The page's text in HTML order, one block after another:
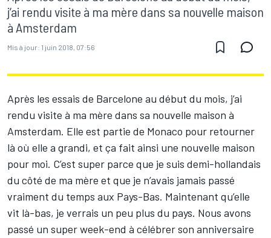
j’ai rendu visite à ma mère dans sa nouvelle maison
à Amsterdam
Mis à jour: 1 juin 2018, 07:56
Après les essais de Barcelone au début du mois, j’ai
rendu visite à ma mère dans sa nouvelle maison à
Amsterdam. Elle est partie de Monaco pour retourner
là où elle a grandi, et ça fait ainsi une nouvelle maison
pour moi. C’est super parce que je suis demi-hollandais
du côté de ma mère et que je n’avais jamais passé
vraiment du temps aux Pays-Bas. Maintenant qu’elle
vit là-bas, je verrais un peu plus du pays. Nous avons
passé un super week-end à célébrer son anniversaire